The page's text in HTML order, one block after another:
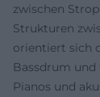
zwischen
Strukturen
orientiert sich
Bassdrum und
Pianos und